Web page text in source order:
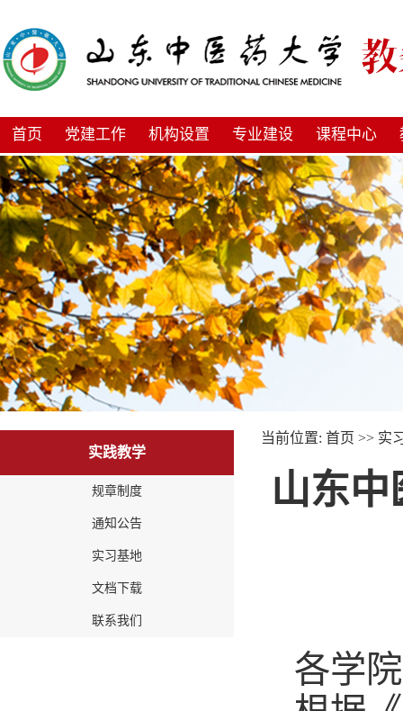
首页 党建工作 机构设置 专业建设 课程中心
实践教学
规章制度
通知公告
实习基地
文档下载
联系我们
当前位置: 首页 >> 实
山东中
各学